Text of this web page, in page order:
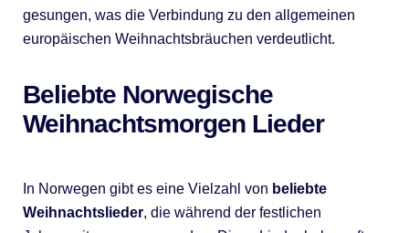
gesungen, was die Verbindung zu den allgemeinen
europäischen Weihnachtsbräuchen verdeutlicht.
Beliebte Norwegische
Weihnachtsmorgen Lieder
In Norwegen gibt es eine Vielzahl von beliebte
Weihnachtslieder, die während der festlichen